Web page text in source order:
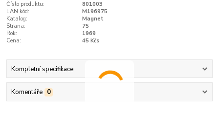
Číslo produktu:
801003
EAN kód:
M196975
Katalog:
Magnet
Strana:
75
Rok:
1969
Cena:
45 Kčs
Kompletní specifikace
Komentáře 0